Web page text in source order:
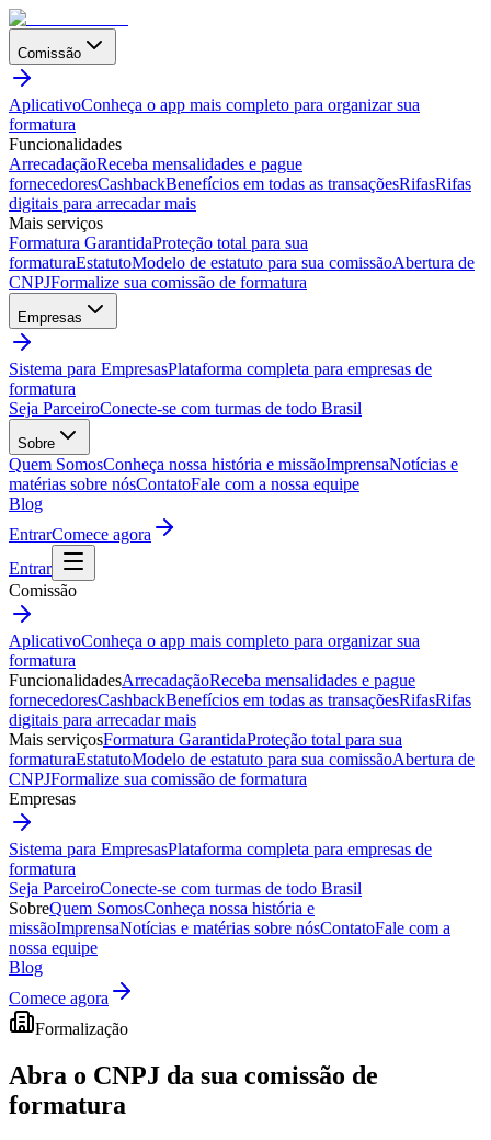
Comissão
AplicativoConheça o app mais completo para organizar sua
formatura
Funcionalidades
ArrecadaçãoReceba mensalidades e pague
fornecedoresCashbackBenefícios em todas as transaçõesRifasRifas
digitais para arrecadar mais
Mais serviços
Formatura GarantidaProteção total para sua
formaturaEstatutoModelo de estatuto para sua comissãoAbertura de
CNPJFormalize sua comissão de formatura
Empresas
Sistema para EmpresasPlataforma completa para empresas de
formatura
Seja ParceiroConecte-se com turmas de todo Brasil
Sobre
Quem SomosConheça nossa história e missãoImprensaNotícias e
matérias sobre nósContatoFale com a nossa equipe
Blog
EntrarComece agora
Entrar
Comissão
AplicativoConheça o app mais completo para organizar sua
formatura
FuncionalidadesArrecadaçãoReceba mensalidades e pague
fornecedoresCashbackBenefícios em todas as transaçõesRifasRifas
digitais para arrecadar mais
Mais serviçosFormatura GarantidaProteção total para sua
formaturaEstatutoModelo de estatuto para sua comissãoAbertura de
CNPJFormalize sua comissão de formatura
Empresas
Sistema para EmpresasPlataforma completa para empresas de
formatura
Seja ParceiroConecte-se com turmas de todo Brasil
SobreQuem SomosConheça nossa história e
missãoImprensaNotícias e matérias sobre nósContatoFale com a
nossa equipe
Blog
Comece agora
Formalização
Abra o CNPJ da sua comissão de
formatura